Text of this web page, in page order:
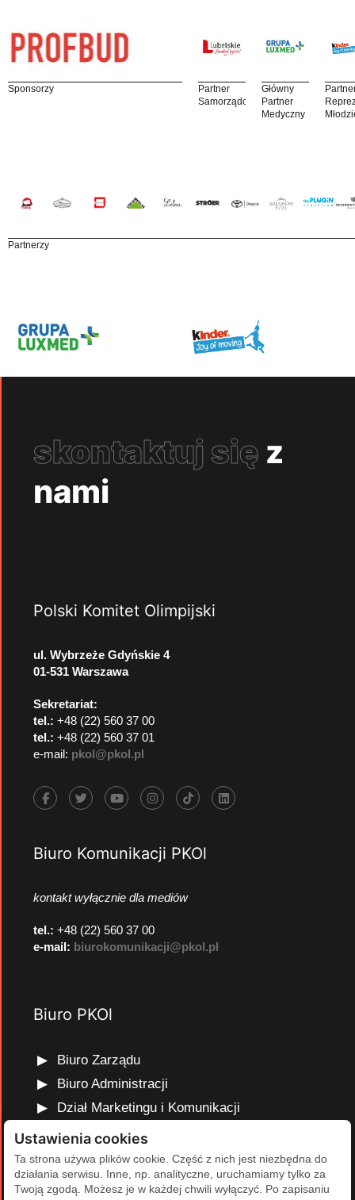
Sponsorzy
Partner
Samorządowy
Główny
Partner
Medyczny
Partnerzy
skontaktuj się z
nami
Polski Komitet Olimpijski
ul. Wybrzeże Gdyńskie 4
01-531 Warszawa
Sekretariat:
tel.: +48 (22) 560 37 00
tel.: +48 (22) 560 37 01
e-mail: pkol@pkol.pl
Biuro Komunikacji PKOl
kontakt wyłącznie dla mediów
tel.: +48 (22) 560 37 00
e-mail: biurokomunikacji@pkol.pl
Biuro PKOl
Biuro Zarządu
Biuro Administracji
Dział Marketingu i Komunikacji
Dział Edukacji Olimpijskiej
Dział Finansów i Kadr
Dział Projektów Olimpijskich
Ustawienia cookies
Ta strona używa plików cookie. Część z nich jest niezbędna do
działania serwisu. Inne, np. analityczne, uruchamiamy tylko za
Twoją zgodą. Możesz je w każdej chwili wyłączyć. Po zapisaniu